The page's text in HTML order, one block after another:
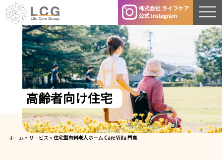
高齢者向け住宅
ホーム» サービス » 住宅型有料老人ホーム Care Villa 門真